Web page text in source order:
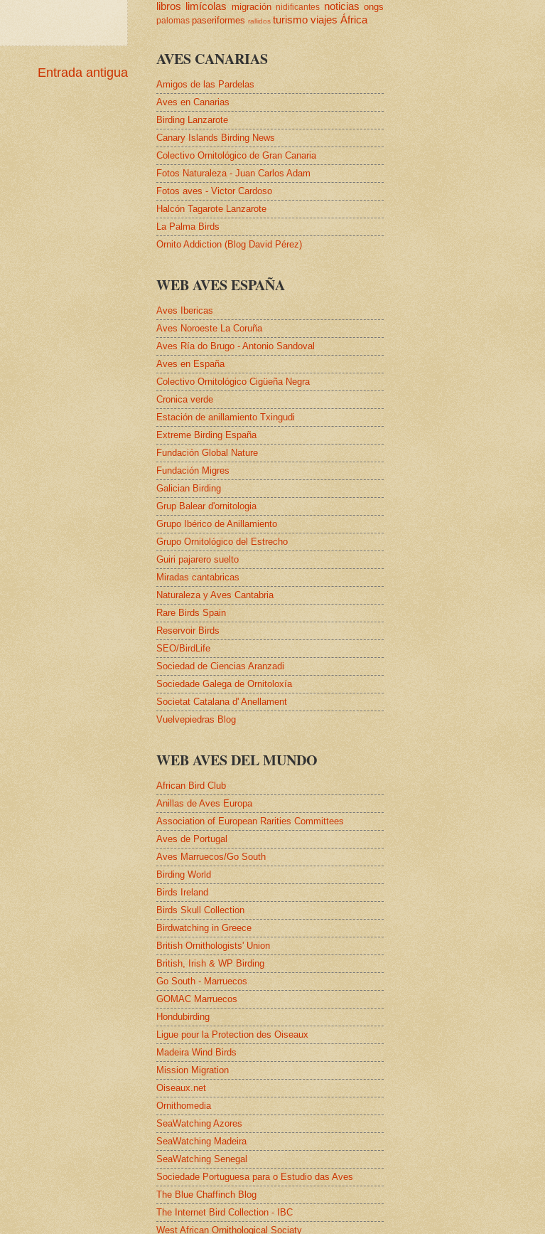
Entrada antigua
libros limícolas migración nidificantes noticias ongs
palomas paseriformes rallidos turismo viajes África
AVES CANARIAS
Amigos de las Pardelas
Aves en Canarias
Birding Lanzarote
Canary Islands Birding News
Colectivo Ornitológico de Gran Canaria
Fotos Naturaleza - Juan Carlos Adam
Fotos aves - Victor Cardoso
Halcón Tagarote Lanzarote
La Palma Birds
Ornito Addiction (Blog David Pérez)
WEB AVES ESPAÑA
Aves Ibericas
Aves Noroeste La Coruña
Aves Ría do Brugo - Antonio Sandoval
Aves en España
Colectivo Ornitológico Cigüeña Negra
Cronica verde
Estación de anillamiento Txingudi
Extreme Birding España
Fundación Global Nature
Fundación Migres
Galician Birding
Grup Balear d'ornitologia
Grupo Ibérico de Anillamiento
Grupo Ornitológico del Estrecho
Guiri pajarero suelto
Miradas cantabricas
Naturaleza y Aves Cantabria
Rare Birds Spain
Reservoir Birds
SEO/BirdLife
Sociedad de Ciencias Aranzadi
Sociedade Galega de Ornitoloxía
Societat Catalana d' Anellament
Vuelvepiedras Blog
WEB AVES DEL MUNDO
African Bird Club
Anillas de Aves Europa
Association of European Rarities Committees
Aves de Portugal
Aves Marruecos/Go South
Birding World
Birds Ireland
Birds Skull Collection
Birdwatching in Greece
British Ornithologists' Union
British, Irish & WP Birding
Go South - Marruecos
GOMAC Marruecos
Hondubirding
Ligue pour la Protection des Oiseaux
Madeira Wind Birds
Mission Migration
Oiseaux.net
Ornithomedia
SeaWatching Azores
SeaWatching Madeira
SeaWatching Senegal
Sociedade Portuguesa para o Estudio das Aves
The Blue Chaffinch Blog
The Internet Bird Collection - IBC
West African Ornithological Sociaty